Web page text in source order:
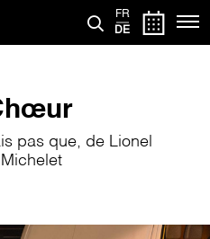
FR
DE
pas que, de Lionel